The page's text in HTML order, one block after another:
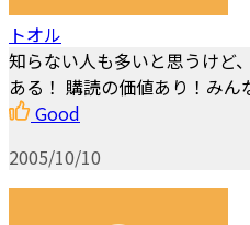
トオル
知らない人も多いと思うけど
ある！ 購読の価値あり！みん
Good
2005/10/10